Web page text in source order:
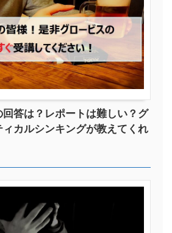
答は？レポートは難しい？グ
ィカルシンキングが教えてくれ